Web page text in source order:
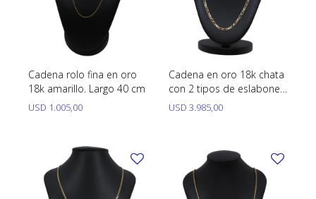
Cadena rolo fina en oro
18k amarillo. Largo 40 cm
USD 1.005,00
Cadena en oro 18k chata
con 2 tipos de eslabones.
Largo 60 cm
USD 3.985,00